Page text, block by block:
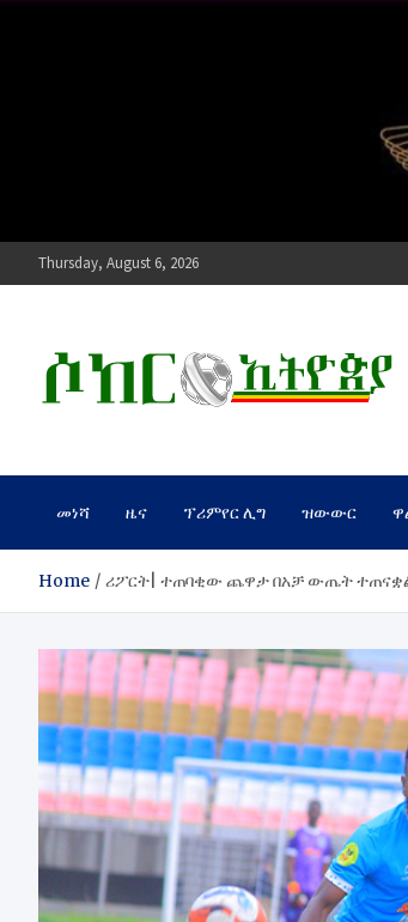
Thursday, August 6, 2026
ሶከር ኢትዮጵያ
መነሻ ዜና ፕሪምየር ሊግ ዝውውር
Home ሪፖርት| ተጠባቂው ጨዋታ በአቻ ውጤት